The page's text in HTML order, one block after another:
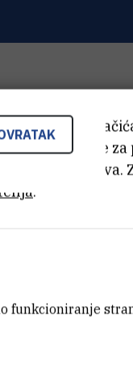
od tih
drugi koriste
iskustva.
.
funkcioniranje